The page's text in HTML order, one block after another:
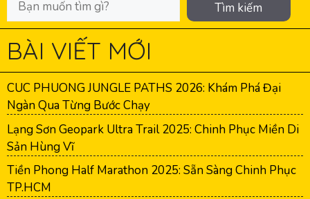
Tìm kiếm
BÀI VIẾT MỚI
CUC PHUONG JUNGLE PATHS 2026: Khám Phá Đại
Ngàn Qua Từng Bước Chạy
Lạng Sơn Geopark Ultra Trail 2025: Chinh Phục Miền Di
Sản Hùng Vĩ
Tiền Phong Half Marathon 2025: Sẵn Sàng Chinh Phục
TP.HCM